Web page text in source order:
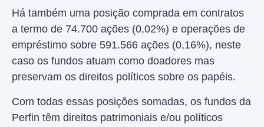
Há também uma posição comprada em contratos
a termo de 74.700 ações (0,02%) e operações de
empréstimo sobre 591.566 ações (0,16%), neste
caso os fundos atuam como doadores mas
preservam os direitos políticos sobre os papéis.
Com todas essas posições somadas, os fundos da
Perfin têm direitos patrimoniais e/ou políticos